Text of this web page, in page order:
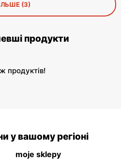
(3)
продукти
продуктів!
у вашому регіоні
moje sklepy